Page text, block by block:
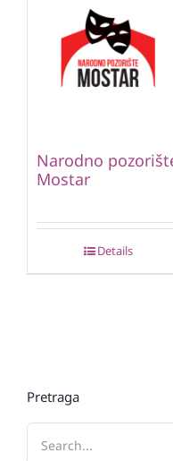
Narodno
Mostar
Details
Pretraga